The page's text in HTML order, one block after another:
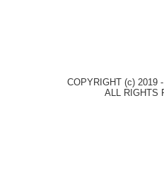
COPYRIGHT (c) 2019
ALL RIGHTS